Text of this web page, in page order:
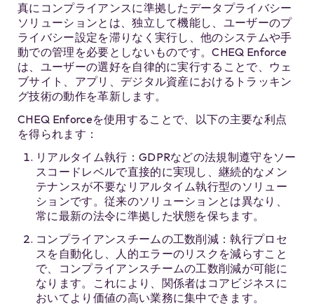
真にコンプライアンスに準拠したデータプライバシー
ソリューションとは、独立して機能し、ユーザーのプ
ライバシー設定を滞りなく実行し、他のシステムや手
動での管理を必要としないものです。CHEQ Enforce
は、ユーザーの選好を自律的に実行することで、ウェ
ブサイト、アプリ、デジタル資産におけるトラッキン
グ技術の動作を革新します。
CHEQ Enforceを使用することで、以下の主要な利点
を得られます：
リアルタイム執行：GDPRなどの法規制遵守をソー
スコードレベルで直接的に実現し、継続的なメン
テナンスが不要なリアルタイム執行型のソリュー
ションです。従来のソリューションとは異なり、
常に最新の法令に準拠した状態を保ちます。
コンプライアンスチームの工数削減：執行プロセ
スを自動化し、人的エラーのリスクを減らすこと
で、コンプライアンスチームの工数削減が可能に
なります。これにより、関係者はコアビジネスに
おいてより価値の高い業務に集中できます。